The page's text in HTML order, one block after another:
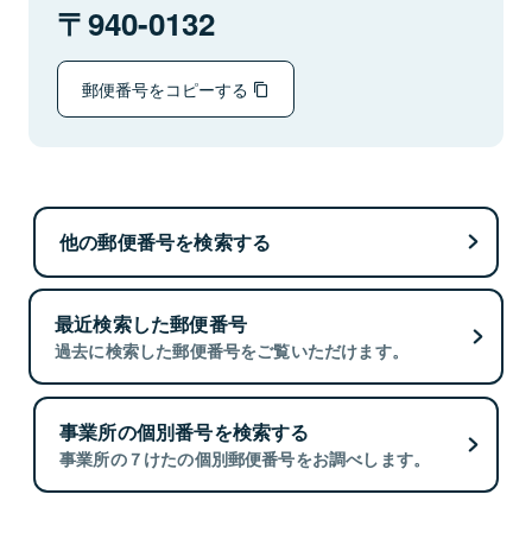
940-0132
郵便番号をコピーする
他の郵便番号を検索する
最近検索した郵便番号
過去に検索した郵便番号をご覧いただけます。
事業所の個別番号を検索する
事業所の７けたの個別郵便番号をお調べします。